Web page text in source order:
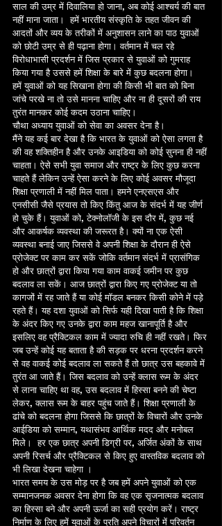
साल की उम्र में दिवालिया हो जाना, अब कोई आश्चर्य की बात
नहीं माना जाता।  हमें भारतीय संस्कृति के तहत जीवन की
आदतों और व्यय के तरीकों में अनुशासन लाने का पाठ युवाओं
को छोटी उम्र से ही पढ़ाना होगा। वर्तमान में चल रहे
विरोधाभासी प्रदर्शन में जिस प्रकार से युवाओं को गुमराह
किया गया है उससे हमें शिक्षा के बारे में कुछ बदलना होगा।
हमें युवाओं को यह सिखाना होगा की किसी भी बात को बिना
जांचे परखे ना तो उसे मानना चाहिए और ना ही दूसरों की राय
तुरंत मानकर कोई कदम उठाना चाहिए।
चौथा अध्याय युवाओं को सेवा का अवसर देना है।
मैंने यह कई बार देखा है कि भारत के युवाओं को ऐसा लगता है
की वह शक्तिहीन है और उनके आइडिया को कोई सुनना ही नहीं
चाहता। ऐसे सभी युवा समाज और राष्ट्र के लिए कुछ करना
चाहते हैं लेकिन उन्हें ऐसा करने के लिए कोई अवसर मौजूदा
शिक्षा प्रणाली में नहीं मिल पाता। हमने एनएसएस और
एनसीसी जैसे प्रयास तो किए किंतु आज के संदर्भ में यह जीर्ण
हो चुके हैं। युवाओं को, टेक्नोलॉजी के इस दौर में, कुछ नई
और आकर्षक व्यवस्था की जरूरत है। क्यों ना एक ऐसी
व्यवस्था बनाई जाए जिससे वे अपनी शिक्षा के दौरान ही ऐसे
प्रोजेक्ट पर काम कर सकें जोकि वर्तमान संदर्भ में प्रासंगिक
हो और छात्रों द्वारा किया गया काम वाकई जमीन पर कुछ
बदलाव ला सकें। आज छात्रों द्वारा किए गए प्रोजेक्ट या तो
कागजों में रह जाते हैं या कोई मॉडल बनकर किसी कोने में पड़े
रहते हैं। यह दशा युवाओं को सिर्फ यही दिखा पाती है कि शिक्षा
के अंदर किए गए उनके द्वारा काम महज खानापूर्ति है और
इसलिए वह प्रैक्टिकल काम में ज्यादा रुचि ही नहीं रखते। फिर
जब उन्हें कोई यह बताता है की सड़क पर धरना प्रदर्शन करने
से वह वाकई कोई बदलाव ला सकते हैं तो छात्र उस बहकावे में
तुरंत आ जाते हैं। जिस बदलाव को उन्हें क्लास रूम के अंदर
से लाना चाहिए था वह, उस बदलाव में हिस्सा बनने की चेष्टा
लेकर, क्लास रूम के बाहर पहुंच जाते हैं। शिक्षा प्रणाली के
ढांचे को बदलना होगा जिससे कि छात्रों के विचारों और उनके
आईडिया को सम्मान, यथासंभव आर्थिक मदद और मनोबल
मिले।  हर एक छात्र अपनी डिग्री पर, अर्जित अंकों के साथ
अपनी रिसर्च और प्रैक्टिकल से किए हुए वास्तविक बदलाव को
भी लिखा देखना चाहेगा ।
भारत समय के उस मोड़ पर है जब हमें अपने युवाओं को एक
सम्मानजनक अवसर देना होगा कि वह एक सृजनात्मक बदलाव
का हिस्सा बने और अपनी ऊर्जा का सही प्रयोग करें। राष्ट्र
निर्माण के लिए हमें युवाओं के प्रति अपने विचारों में परिवर्तन